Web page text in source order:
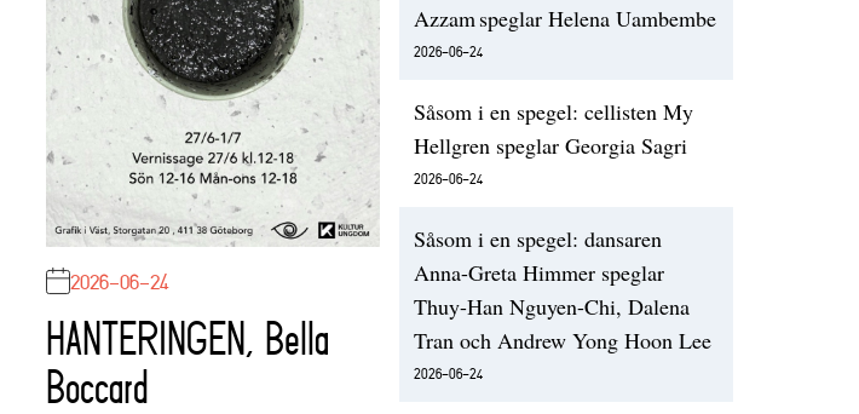
2026-06-24
HANTERINGEN, Bella
Boccard
Azzam speglar Helena Uambembe
2026-06-24
Såsom i en spegel: cellisten My
Hellgren speglar Georgia Sagri
2026-06-24
Såsom i en spegel: dansaren
Anna-Greta Himmer speglar
Thuy-Han Nguyen-Chi, Dalena
Tran och Andrew Yong Hoon Lee
2026-06-24